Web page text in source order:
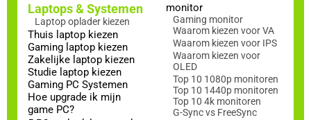
Laptops & Systemen
Laptop oplader kiezen
Thuis laptop kiezen
Gaming laptop kiezen
Zakelijke laptop kiezen
Studie laptop kiezen
Gaming PC Systemen
Hoe upgrade ik mijn
game PC?
monitor
Gaming monitor
Waarom kiezen voor VA
Waarom kiezen voor IPS
Waarom kiezen voor
OLED
Top 10 1080p monitoren
Top 10 1440p monitoren
Top 10 4k monitoren
G-Sync vs FreeSync